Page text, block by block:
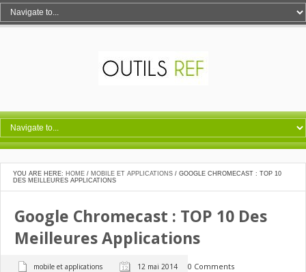
YOU ARE HERE: HOME / MOBILE ET APPLICATIONS / GOOGLE CHROMECAST : TOP 10
DES MEILLEURES APPLICATIONS
Google Chromecast : TOP 10 Des
Meilleures Applications
mobile et applications 12 mai 2014 0 Comments